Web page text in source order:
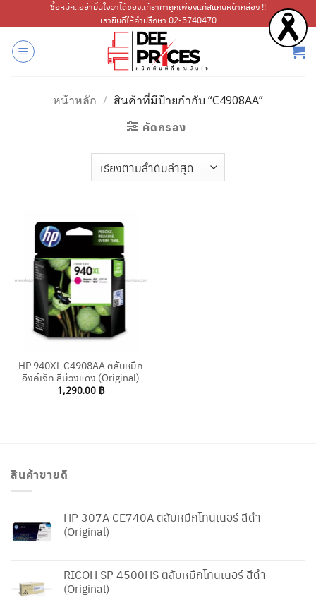
ไป
เนื้อหา
ซื้อหมึก..อย่ามั่นใจว่าได้ของแท้ราคาถูกเพียงแค่สแกนหน้ากล่อง !!
เรายินดีให้คำปรึกษา 02-5740470
หน้าหลัก / สินค้าที่มีป้ายกำกับ “C4908AA”
คัดกรอง
HP 940XL C4908AA ตลับหมึก
อิงค์เจ็ท สีม่วงแดง (Original)
1,290.00 ฿
สินค้าขายดี
HP 307A CE740A ตลับหมึกโทนเนอร์ สีดำ
(Original)
RICOH SP 4500HS ตลับหมึกโทนเนอร์ สีดำ
(Original)